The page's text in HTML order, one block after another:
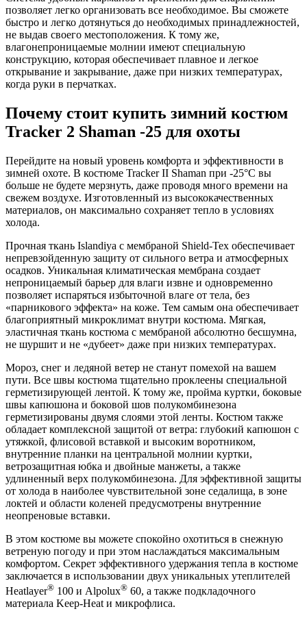
позволяет легко организовать все необходимое. Вы сможете
быстро и легко дотянуться до необходимых принадлежностей,
не выдав своего местоположения. К тому же,
влагонепроницаемые молнии имеют специальную
конструкцию, которая обеспечивает плавное и легкое
открывание и закрывание, даже при низких температурах,
когда руки в перчатках.
Почему стоит купить зимний костюм
Tracker 2 Shaman -25 для охоты
Перейдите на новый уровень комфорта и эффективности в
зимней охоте. В костюме Tracker II Shaman при -25°С вы
больше не будете мерзнуть, даже проводя много времени на
свежем воздухе. Изготовленный из высококачественных
материалов, он максимально сохраняет тепло в условиях
холода.
Прочная ткань Islandiya с мембраной Shield-Tex обеспечивает
непревзойденную защиту от сильного ветра и атмосферных
осадков. Уникальная климатическая мембрана создает
непроницаемый барьер для влаги извне и одновременно
позволяет испаряться избыточной влаге от тела, без
«парникового эффекта» на коже. Тем самым она обеспечивает
благоприятный микроклимат внутри костюма. Мягкая,
эластичная ткань костюма с мембраной абсолютно бесшумна,
не шуршит и не «дубеет» даже при низких температурах.
Мороз, снег и ледяной ветер не станут помехой на вашем
пути. Все швы костюма тщательно проклеены специальной
герметизирующей лентой. К тому же, пройма куртки, боковые
швы капюшона и боковой шов полукомбинезона
герметизированы двумя слоями этой ленты. Костюм также
обладает комплексной защитой от ветра: глубокий капюшон с
утяжкой, флисовой вставкой и высоким воротником,
внутренние планки на центральной молнии куртки,
ветрозащитная юбка и двойные манжеты, а также
удлиненный верх полукомбинезона. Для эффективной защиты
от холода в наиболее чувствительной зоне седалища, в зоне
локтей и области коленей предусмотрены внутренние
неопреновые вставки.
В этом костюме вы можете спокойно охотиться в снежную
ветреную погоду и при этом наслаждаться максимальным
комфортом. Секрет эффективного удержания тепла в костюме
заключается в использовании двух уникальных утеплителей
Heatlayer® 100 и Alpolux® 60, а также подкладочного
материала Keep-Heat и микрофлиса.